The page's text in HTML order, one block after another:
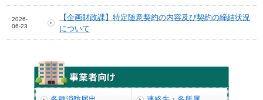
2026-
06-23
【企画財政課】特定随意契約の内容及び契約の締結状況
について